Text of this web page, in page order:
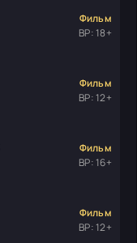
Фильм
ВР: 18+
Фильм
ВР: 12+
Фильм
ВР: 16+
Фильм
ВР: 12+